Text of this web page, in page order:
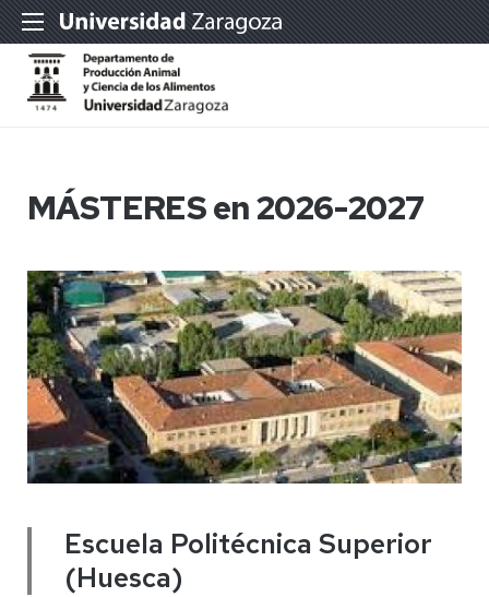
MÁSTERES en 2026-2027
Escuela Politécnica Superior
(Huesca)